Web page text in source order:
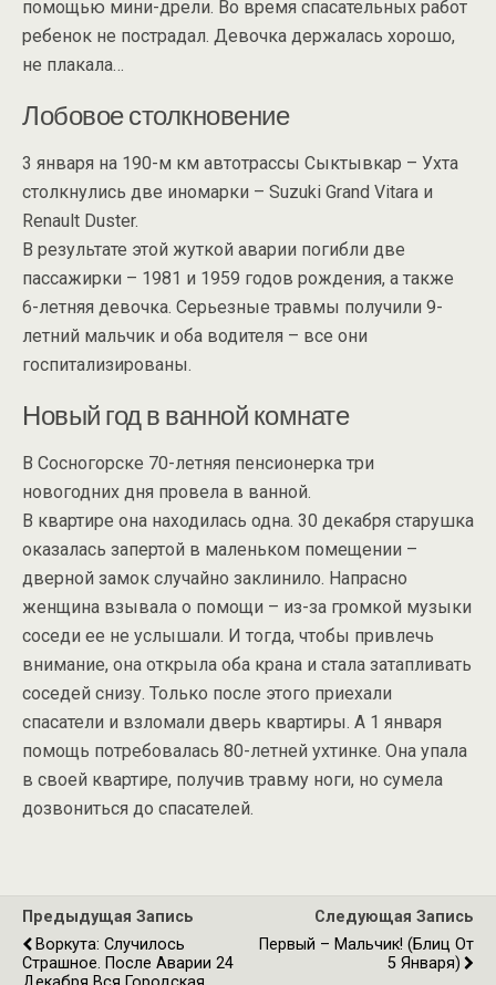
помощью мини-дрели. Во время спасательных работ
ребенок не пострадал. Девочка держалась хорошо,
не плакала…
Лобовое столкновение
3 января на 190-м км автотрассы Сыктывкар – Ухта
столкнулись две иномарки – Suzuki Grand Vitara и
Renault Duster.
В результате этой жуткой аварии погибли две
пассажирки – 1981 и 1959 годов рождения, а также
6-летняя девочка. Серьезные травмы получили 9-
летний мальчик и оба водителя – все они
госпитализированы.
Новый год в ванной комнате
В Сосногорске 70-летняя пенсионерка три
новогодних дня провела в ванной.
В квартире она находилась одна. 30 декабря старушка
оказалась запертой в маленьком помещении –
дверной замок случайно заклинило. Напрасно
женщина взывала о помощи – из-за громкой музыки
соседи ее не услышали. И тогда, чтобы привлечь
внимание, она открыла оба крана и стала затапливать
соседей снизу. Только после этого приехали
спасатели и взломали дверь квартиры. А 1 января
помощь потребовалась 80-летней ухтинке. Она упала
в своей квартире, получив травму ноги, но сумела
дозвониться до спасателей.
Предыдущая Запись
Воркута: Случилось
Страшное. После Аварии 24
Следующая Запись
Первый – Мальчик! (Блиц От
5 Января)